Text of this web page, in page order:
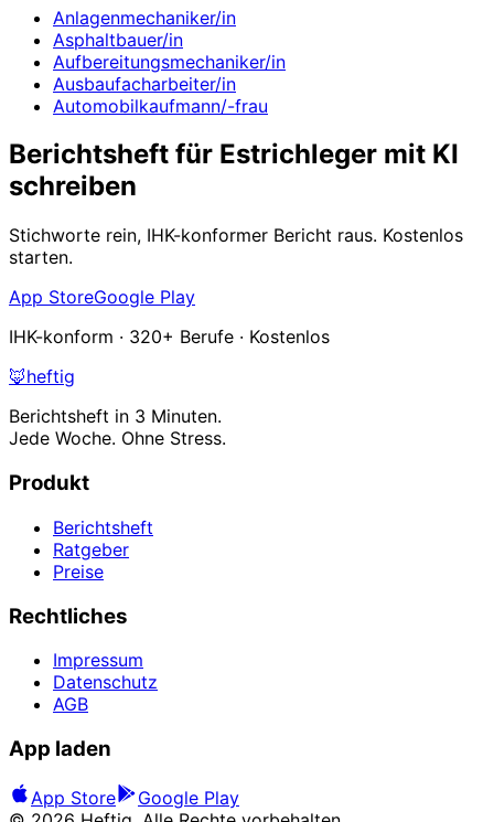
Anlagenmechaniker/in
Asphaltbauer/in
Aufbereitungsmechaniker/in
Ausbaufacharbeiter/in
Automobilkaufmann/-frau
Berichtsheft für Estrichleger mit KI
schreiben
Stichworte rein, IHK-konformer Bericht raus. Kostenlos
starten.
App StoreGoogle Play
IHK-konform · 320+ Berufe · Kostenlos
🦊heftig
Berichtsheft in 3 Minuten.
Jede Woche. Ohne Stress.
Produkt
Berichtsheft
Ratgeber
Preise
Rechtliches
Impressum
Datenschutz
AGB
App laden
App Store
Google Play